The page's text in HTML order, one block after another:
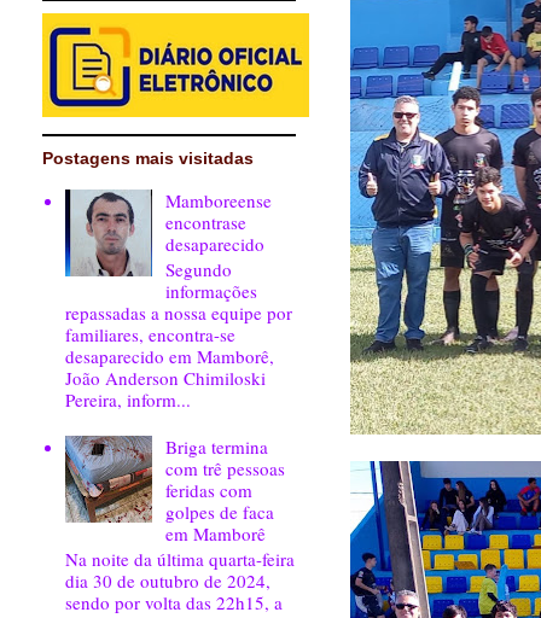
Postagens mais visitadas
Mamboreense
encontrase
desaparecido
Segundo
informações
repassadas a nossa equipe por
familiares, encontra-se
desaparecido em Mamborê,
João Anderson Chimiloski
Pereira, inform...
Briga termina
com trê pessoas
feridas com
golpes de faca
em Mamborê
Na noite da última quarta-feira
dia 30 de outubro de 2024,
sendo por volta das 22h15, a